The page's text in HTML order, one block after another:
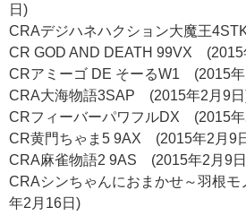
日)
CRAデジハネハクション大魔王
CR GOD AND DEATH 99VX (2015
CRアミーゴ DE そーるW1 (2015
CRA大海物語3SAP (2015年2月9
CRフィーバーパワフルDX (2015
CR黄門ちゃま5 9AX (2015年2月9
CRA麻雀物語2 9AS (2015年2月9
CRAシンちゃんにおまかせ～羽根
年2月16日)